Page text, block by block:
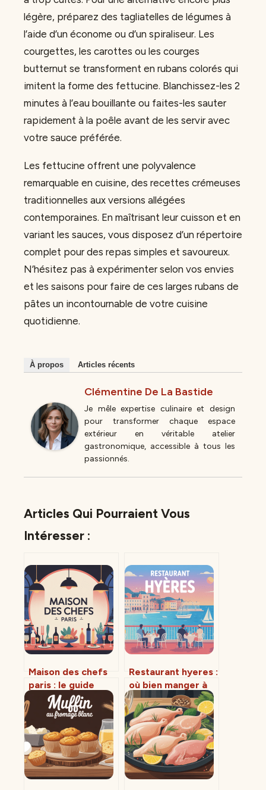
légère, préparez des tagliatelles de légumes à
l’aide d’un économe ou d’un spiraliseur. Les
courgettes, les carottes ou les courges
butternut se transforment en rubans colorés qui
imitent la forme des fettucine. Blanchissez-les 2
minutes à l’eau bouillante ou faites-les sauter
rapidement à la poêle avant de les servir avec
votre sauce préférée.
Les fettucine offrent une polyvalence
remarquable en cuisine, des recettes crémeuses
traditionnelles aux versions allégées
contemporaines. En maîtrisant leur cuisson et en
variant les sauces, vous disposez d’un répertoire
complet pour des repas simples et savoureux.
N’hésitez pas à expérimenter selon vos envies
et les saisons pour faire de ces larges rubans de
pâtes un incontournable de votre cuisine
quotidienne.
À propos Articles récents
Clémentine De La Bastide
Je mêle expertise culinaire et design
pour transformer chaque espace
extérieur en véritable atelier
gastronomique, accessible à tous les
passionnés.
Articles Qui Pourraient Vous
Intéresser :
Maison des chefs
paris : le guide
complet pour
réserver ce
restaurant
d’exception
Restaurant hyeres :
où bien manger à
hyères et ses
environs